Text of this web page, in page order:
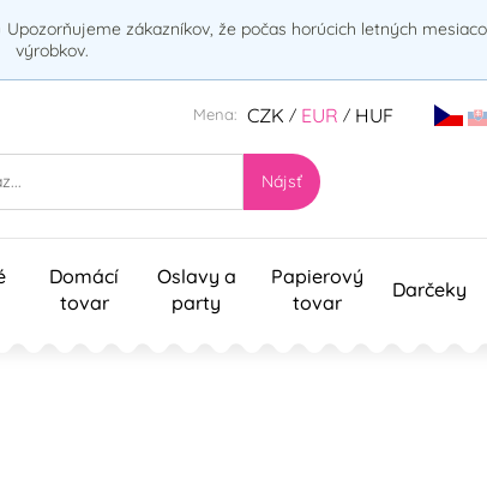
Upozorňujeme zákazníkov, že počas horúcich letných
výrobkov.
Mena: CZK / EUR / HUF
Nájsť
Domácí
tovar
Oslavy a
party
Papierový
tovar
Darčeky